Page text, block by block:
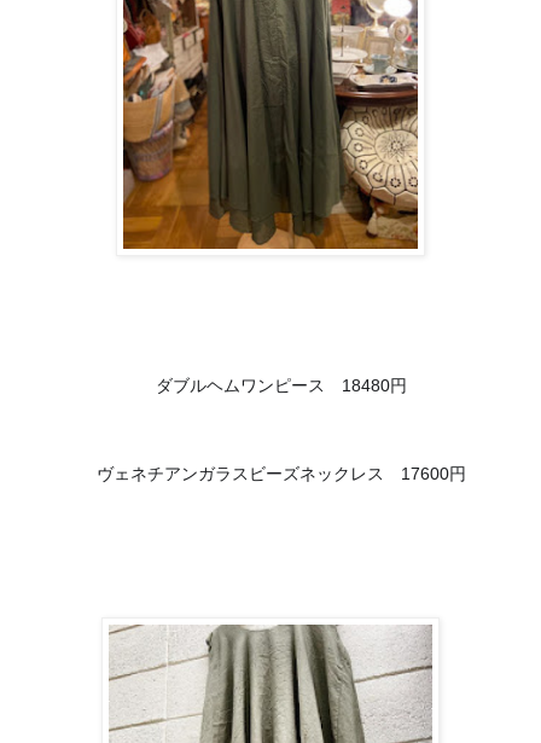
ダブルヘムワンピース　18480円
ヴェネチアンガラスビーズネックレス　17600円